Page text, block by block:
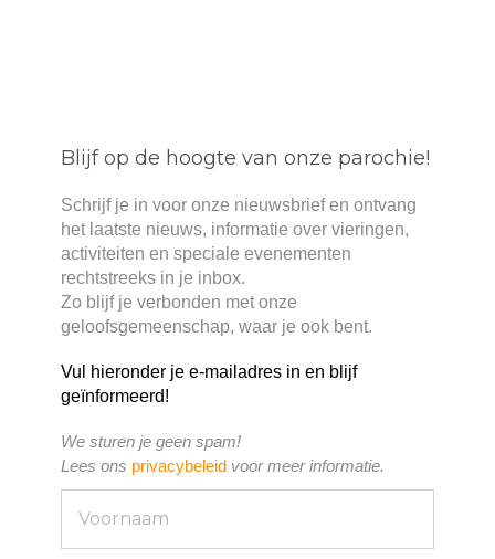
Blijf op de hoogte van onze parochie!
Schrijf je in voor onze nieuwsbrief en ontvang
het laatste nieuws, informatie over vieringen,
activiteiten en speciale evenementen
rechtstreeks in je inbox.
Zo blijf je verbonden met onze
geloofsgemeenschap, waar je ook bent.
Vul hieronder je e-mailadres in en blijf
geïnformeerd!
We sturen je geen spam!
Lees ons privacybeleid voor meer informatie.